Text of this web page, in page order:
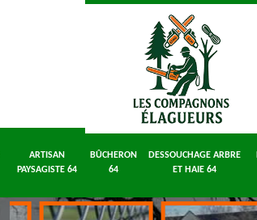
ARTISAN
PAYSAGISTE 64
BÛCHERON
64
DESSOUCHAGE ARBRE
ET HAIE 64